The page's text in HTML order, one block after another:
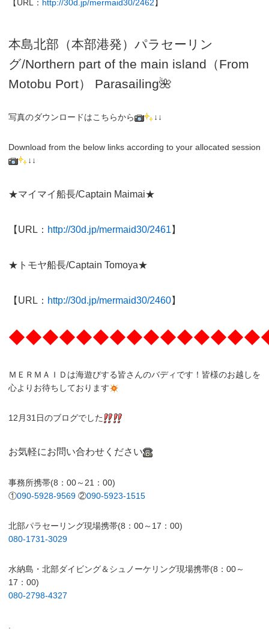
【URL： http://30d.jp/mermaid30/2462 】
本島北部（本部港発）パラセーリン
グ/Northern part of the main island（From
Motobu Port）
Parasailing🌺
写真のダウンロードはこちらから ↓↓
Download from the below links according to your allocated session
↓↓
★マイマイ船長/Captain Maimai★
【URL： http://30d.jp/mermaid30/2461】
★トモヤ船長/Captain Tomoya★
【URL： http://30d.jp/mermaid30/2460】
ＭＥＲＭＡＩＤは海遊びする皆さんのバディです！皆様のお越しを
心よりお待ちしております
12月31日のブログでした
お気軽にお問い合わせください
事務所携帯(8：00～21：00)
①090-5928-9569 ②090-5923-1515
北部パラセーリング現場携帯(8：00～17：00)
080-1731-3029
水納島・北部ダイビング＆シュノーケリング現場携帯(8：00～
17：00)
080-2798-4327
.